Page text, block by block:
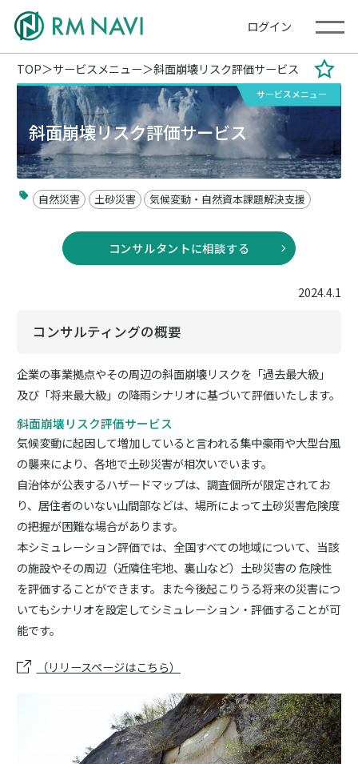
ログイン
TOP サービスメニュー 斜面崩壊リスク評価サービス
サービスメニュー
斜面崩壊リスク評価サービス
自然災害 土砂災害 気候変動・自然資本課題解決支援
コンサルタントに相談する
2024.4.1
コンサルティングの概要
企業の事業拠点やその周辺の斜面崩壊リスクを「過去最大級」
及び「将来最大級」の降雨シナリオに基づいて評価いたします。
斜面崩壊リスク評価サービス
気候変動に起因して増加していると言われる集中豪雨や大型台風
の襲来により、各地で土砂災害が相次いでいます。
自治体が公表するハザードマップは、調査個所が限定されてお
り、居住者のいない山間部などは、場所によって土砂災害危険度
の把握が困難な場合があります。
本シミュレーション評価では、全国すべての地域について、当該
の施設やその周辺（近隣住宅地、裏山など）土砂災害の 危険性
を評価することができます。また今後起こりうる将来の災害につ
いてもシナリオを設定してシミュレーション・評価することが可
能です。
（リリースページはこちら）